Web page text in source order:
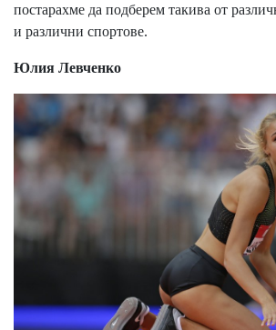
постарахме да подберем такива от
и различни спортове.
Юлия Левченко